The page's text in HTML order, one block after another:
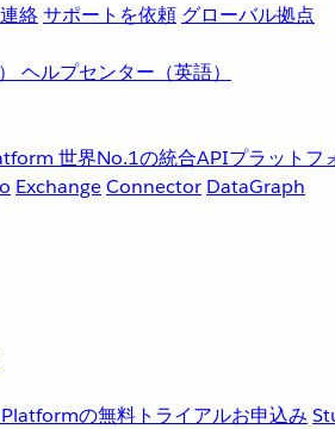
絡サポートを依頼 グローバル拠点
ヘルプセンター（英語）
世界No.1の統合APIプラットフ
ExchangeConnector DataGraph
の無料トライアルお申込み